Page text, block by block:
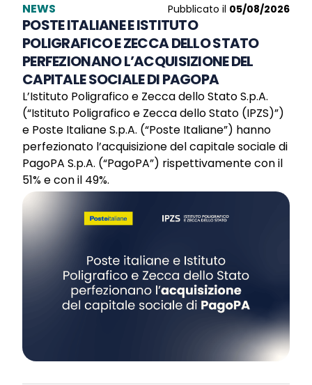
NEWS Pubblicato il 05/08/2026
POSTE ITALIANE E ISTITUTO
POLIGRAFICO E ZECCA DELLO STATO
PERFEZIONANO L’ACQUISIZIONE DEL
CAPITALE SOCIALE DI PAGOPA
L’Istituto Poligrafico e Zecca dello Stato S.p.A.
(“Istituto Poligrafico e Zecca dello Stato (IPZS)”)
e Poste Italiane S.p.A. (“Poste Italiane”) hanno
perfezionato l’acquisizione del capitale sociale di
PagoPA S.p.A. (“PagoPA”) rispettivamente con il
51% e con il 49%.